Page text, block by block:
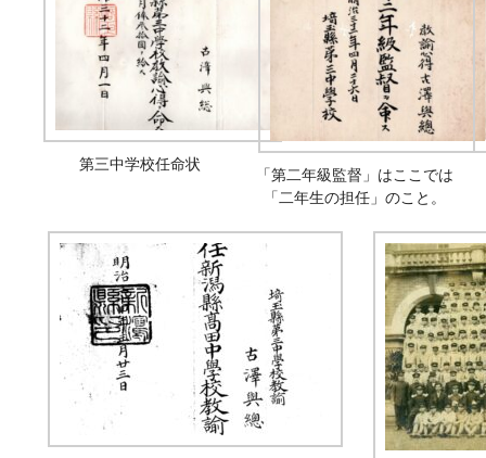
第三中学校任命状
「第二年級監督」はここでは
「二年生の担任」のこと。